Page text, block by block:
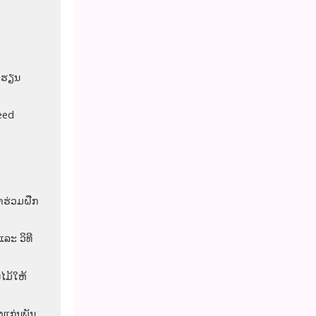
ຽນ
ຮ່ວມຝືກ
ລະ ວິທີ
ມ້ໃຫ້